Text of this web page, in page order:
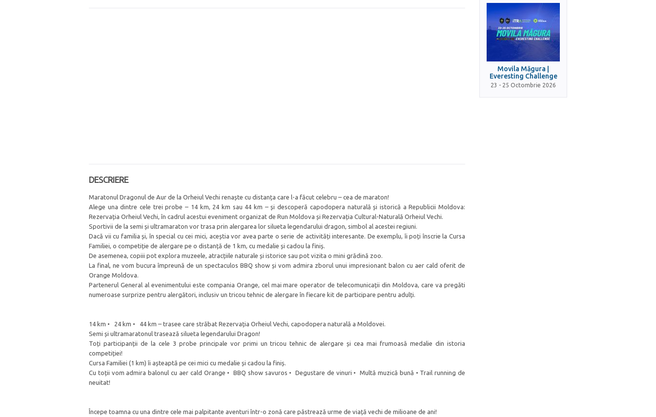
DESCRIERE
Maratonul Dragonul de Aur de la Orheiul Vechi renaște cu distanța care l-a făcut celebru – cea de maraton!
Alege una dintre cele trei probe – 14 km, 24 km sau 44 km – și descoperă capodopera naturală și istorică a Republicii Moldova:
Rezervația Orheiul Vechi, în cadrul acestui eveniment organizat de Run Moldova și Rezervația Cultural-Naturală Orheiul Vechi.
Sportivii de la semi și ultramaraton vor trasa prin alergarea lor silueta legendarului dragon, simbol al acestei regiuni.
Dacă vii cu familia și, în special cu cei mici, aceștia vor avea parte o serie de activități interesante. De exemplu, îi poți înscrie la Cursa
Familiei, o competiție de alergare pe o distanță de 1 km, cu medalie și cadou la finiș.
De asemenea, copiii pot explora muzeele, atracțiile naturale și istorice sau pot vizita o mini grădină zoo.
La final, ne vom bucura împreună de un spectaculos BBQ show și vom admira zborul unui impresionant balon cu aer cald oferit de
Orange Moldova.
Partenerul General al evenimentului este compania Orange, cel mai mare operator de telecomunicații din Moldova, care va pregăti
numeroase surprize pentru alergători, inclusiv un tricou tehnic de alergare în fiecare kit de participare pentru adulți.
14 km • 24 km • 44 km – trasee care străbat Rezervația Orheiul Vechi, capodopera naturală a Moldovei.
Semi și ultramaratonul trasează silueta legendarului Dragon!
Toți participanții de la cele 3 probe principale vor primi un tricou tehnic de alergare și cea mai frumoasă medalie din istoria
competiției!
Cursa Familiei (1 km) îi așteaptă pe cei mici cu medalie și cadou la finiș.
Cu toții vom admira balonul cu aer cald Orange • BBQ show savuros • Degustare de vinuri • Multă muzică bună • Trail running de
neuitat!
Începe toamna cu una dintre cele mai palpitante aventuri într-o zonă care păstrează urme de viață vechi de milioane de ani!
Movila Măgura |
Everesting Challenge
23 - 25 Octombrie 2026